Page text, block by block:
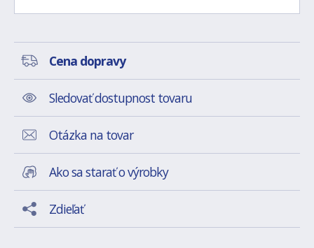
Cena dopravy
Sledovať dostupnost tovaru
Otázka na tovar
Ako sa starať o výrobky
Zdieľať